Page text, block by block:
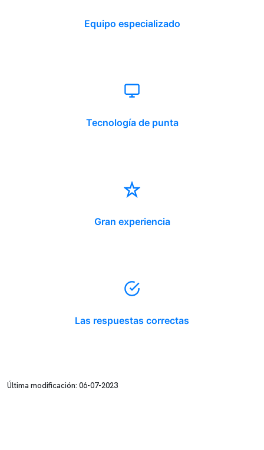
Equipo especializado
Tecnología de punta
Gran experiencia
Las respuestas correctas
Última modificación: 06-07-2023